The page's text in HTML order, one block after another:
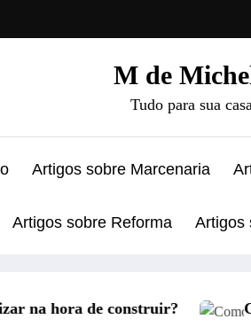
M de
Tudo para sua
Artigos sobre Marcenaria
Artigos sobre Reforma Artigos
Como evitar vazamento